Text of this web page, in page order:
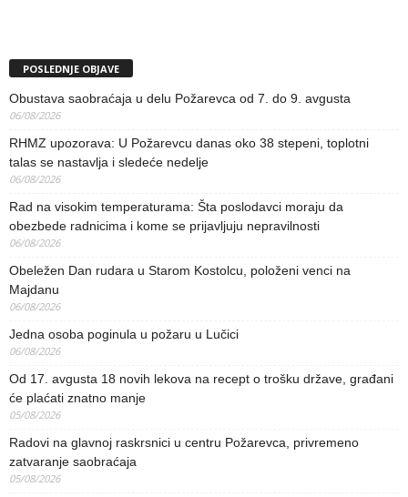
POSLEDNJE OBJAVE
Obustava saobraćaja u delu Požarevca od 7. do 9. avgusta
06/08/2026
RHMZ upozorava: U Požarevcu danas oko 38 stepeni, toplotni
talas se nastavlja i sledeće nedelje
06/08/2026
Rad na visokim temperaturama: Šta poslodavci moraju da
obezbede radnicima i kome se prijavljuju nepravilnosti
06/08/2026
Obeležen Dan rudara u Starom Kostolcu, položeni venci na
Majdanu
06/08/2026
Jedna osoba poginula u požaru u Lučici
06/08/2026
Od 17. avgusta 18 novih lekova na recept o trošku države, građani
će plaćati znatno manje
05/08/2026
Radovi na glavnoj raskrsnici u centru Požarevca, privremeno
zatvaranje saobraćaja
05/08/2026